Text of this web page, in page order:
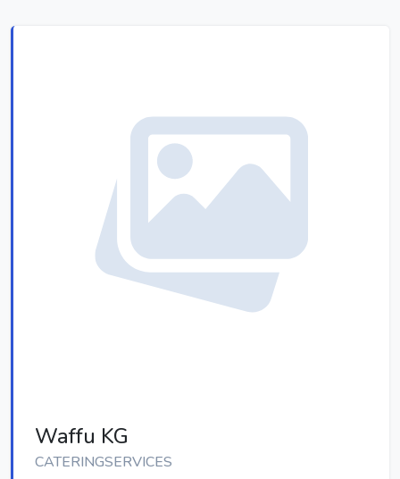
Waffu KG
CATERINGSERVICES